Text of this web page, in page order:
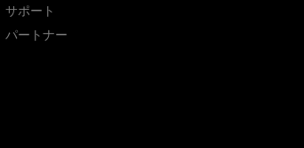
サポート
パートナー